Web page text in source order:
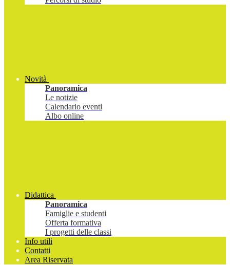
Novità
Panoramica
Le notizie
Calendario eventi
Albo online
Didattica
Panoramica
Famiglie e studenti
Offerta formativa
I progetti delle classi
Info utili
Contatti
Area Riservata